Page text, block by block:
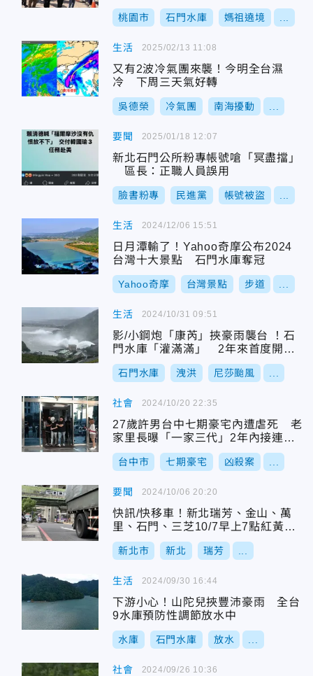
桃園市 石門水庫 媽祖遶境
生活
又有2波冷氣團來襲！今明全台濕
冷 下周三天氣好轉
吳德榮 冷氣團 南海擾動
2025/02/13 11:08
要聞
新北石門公所粉專帳號嗆「冥盡擋」
區長：正職人員誤用
臉書粉專 民進黨 帳號被盜
2025/01/18 12:07
生活
日月潭輸了！Yahoo奇摩公布2024
台灣十大景點 石門水庫奪冠
Yahoo奇摩 台灣景點 步道
2024/12/06 15:51
生活
影/小鋼炮「康芮」挾豪雨襲台 ！石
門水庫「灌滿滿」 2年來首度開啟
溢洪道洩洪
石門水庫 洩洪 尼莎颱風
2024/10/31 09:51
社會
27歲許男台中七期豪宅內遭虐死 老
家里長曝「一家三代」2年內接連喪
命
台中市 七期豪宅 凶殺案
2024/10/20 22:35
要聞
快訊/快移車！新北瑞芳、金山、萬
里、石門、三芝10/7早上7點紅黃線
恢復管制
新北市 新北 瑞芳
2024/10/06 20:20
生活
下游小心！山陀兒挾豐沛豪雨 全台
9水庫預防性調節放水中
水庫 石門水庫 放水
2024/09/30 16:44
社會 2024/09/26 10:36